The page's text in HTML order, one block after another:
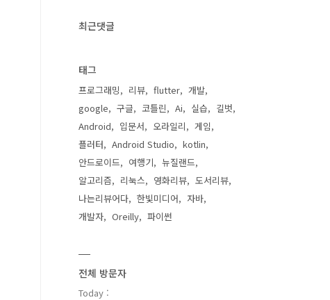
최근댓글
태그
프로그래밍 리뷰 flutter
개발
google
구글 코틀린 Ai 실습
길벗
Android
입문서 오라일리
게임
플러터
Android Studio
kotlin
안드로이드
여행기
뉴질랜드
알고리즘
리눅스 영화리뷰
도서리뷰
나는리뷰어다
한빛미디어
자바
개발자
Oreilly 파이썬
전체 방문자
Today :